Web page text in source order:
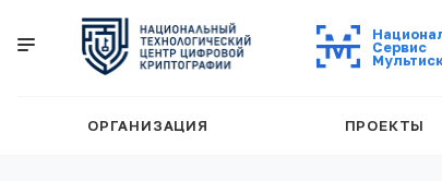
Cервис
ОРГАНИЗАЦИЯ ПРОЕКТЫ